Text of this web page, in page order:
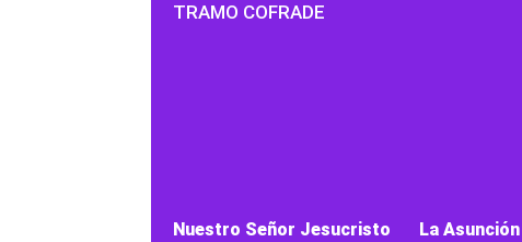
TRAMO COFRADE
Nuestro Señor Jesucristo
La